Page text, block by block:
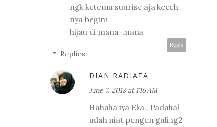
ngk ketemu sunrise aja keceh
nya begini.
hijau di mana-mana
Reply
Replies
DIAN RADIATA
June 7, 2018 at 1:16 AM
Hahaha iya Eka.. Padahal
udah niat pengen guling2